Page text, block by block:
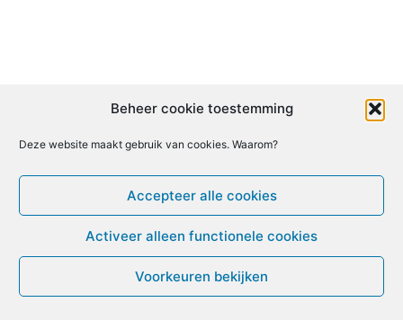
Beheer cookie toestemming
Deze website maakt gebruik van cookies. Waarom?
Accepteer alle cookies
Activeer alleen functionele cookies
Voorkeuren bekijken